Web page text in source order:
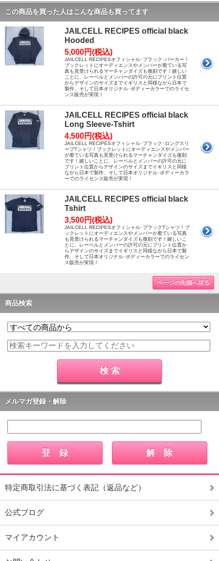
この商品を買った人はこんな商品も買ってます
JAILCELL RECIPES official black
Hooded
5,000円(税込)
JAILCELL RECIPESオフィシャル･ブラック･パーカー！
ブックレットにオーディエンスやメンバーが着ている写
真も見受けられるマーチャンダイズも復刻です！嬉しい
ことに、レーベルとメンバーの許可の元にプリント位置
からデザインのサイズまでイギリスと同様ながら日本で
製作、そして日本オリジナル･ボディーカラーでのライセ
ンス販売が実現！
JAILCELL RECIPES official black
Long Sleeve-Tshirt
4,500円(税込)
JAILCELL RECIPESオフィシャル･ブラック･ロングスリ
ーブTシャツ！ブックレットにオーディエンスやメンバー
が着ている写真も見受けられるマーチャンダイズも復刻
です！嬉しいことに、レーベルとメンバーの許可の元に
プリント位置からデザインのサイズまでイギリスと同様
ながら日本で製作、そして日本オリジナル･ボディーカラ
ーでのライセンス販売が実現！
JAILCELL RECIPES official black
Tshirt
3,500円(税込)
JAILCELL RECIPESオフィシャル･ブラックTシャツ！ブ
ックレットにオーディエンスやメンバーが着ている写真
も見受けられるマーチャンダイズも復刻です！嬉しいこ
とに、レーベルとメンバーの許可の元にプリント位置か
らデザインのサイズまでイギリスと同様ながら日本で製
作、そして日本オリジナル･ボディーカラーでのライセン
ス販売が実現！
ページの先頭へ戻る
商品検索
メルマガ登録・解除
特定商取引法に基づく表記（返品など）
公式ブログ
マイアカウント